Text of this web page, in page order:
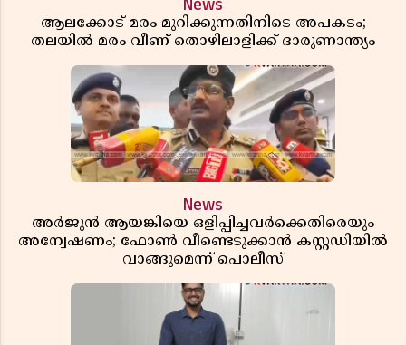
ആലക്കോട് മരം മുറിക്കുന്നതിനിടെ അപകടം;
തലയിൽ മരം വീണ് തൊഴിലാളിക്ക് ദാരുണാന്ത്യം
News
അർജുൻ ആയങ്കിയെ ഒളിപ്പിച്ചവർക്കെതിരെയും
അന്വേഷണം; ഫോൺ വീണ്ടെടുക്കാൻ കസ്റ്റഡിയിൽ
വാങ്ങുമെന്ന് പൊലീസ്